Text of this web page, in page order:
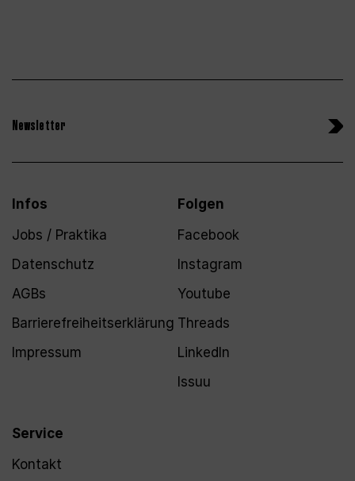
Newsletter
Infos
Jobs / Praktika
Datenschutz
AGBs
Barrierefreiheitserklärung
Impressum
Service
Kontakt
Folgen
Facebook
Instagram
Youtube
Threads
LinkedIn
Issuu